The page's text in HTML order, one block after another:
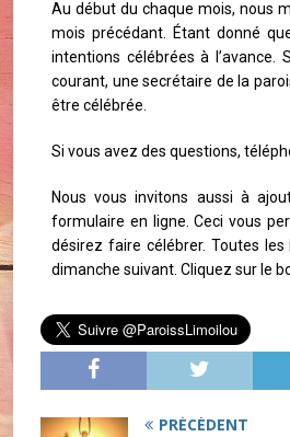
Au début du chaque mois, nous
mois précédant. Étant donné
intentions célébrées à
courant, une secrétaire de la
être célébrée.
Si vous avez des questions,
Nous vous invitons aussi à
formulaire en ligne. Ceci vous
désirez faire célébrer. Toutes
dimanche suivant. Cliquez sur le
PRÉCÉDENT